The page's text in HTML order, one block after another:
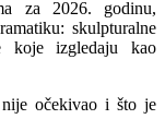
za 2026. godinu,
skulpturalne
koje izgledaju kao
očekivao i što je